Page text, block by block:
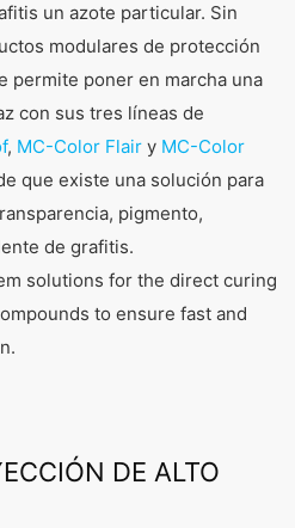
un azote particular. Sin
modulares de protección
permite poner en marcha una
con sus tres líneas de
, MC-Color Flair y MC-Color
que existe una solución para
pigmento,
de grafitis.
solutions for the direct curing
to ensure fast and
DE ALTO